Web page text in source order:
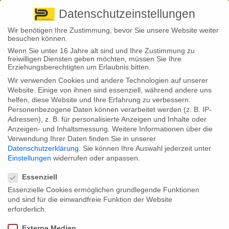
+ 49 3501 528571 |
Back to News
31
März
Stephan Fröhlich
Im Jahr 2015 ereigneten sich bundesweit pro Tag etwa 458
Wohnungseinbrüche und die Anzahl steigt weiter. So wurde zwischen
2014 und 2015 ein Plus von 9,9 % verzeichnet.
Unterwww.versicherungsbote.de
zu diesem Thema.
Mit der richtigen Hausratversicherung erhalten Sie nach einem
Einbruch zumindest finanziellen Schadenersatz. Hierzu beraten wir Sie
Datenschutzeinstellungen
Wir benötigen Ihre Zustimmung, bevor Sie unsere Website weiter
besuchen können.
Wenn Sie unter 16 Jahre alt sind und Ihre Zustimmung zu
freiwilligen Diensten geben möchten, müssen Sie Ihre
Erziehungsberechtigten um Erlaubnis bitten.
Wir verwenden Cookies und andere Technologien auf unserer
Website. Einige von ihnen sind essenziell, während andere uns
helfen, diese Website und Ihre Erfahrung zu verbessern.
Personenbezogene Daten können verarbeitet werden (z. B. IP-
Adressen), z. B. für personalisierte Anzeigen und Inhalte oder
Anzeigen- und Inhaltsmessung. Weitere Informationen über die
Verwendung Ihrer Daten finden Sie in unserer
Datenschutzerklärung
Sie können Ihre Auswahl jederzeit unter
Einstellungen widerrufen oder anpassen.
Essenziell
Essenzielle Cookies ermöglichen grundlegende Funktionen
und sind für die einwandfreie Funktion der Website
erforderlich.